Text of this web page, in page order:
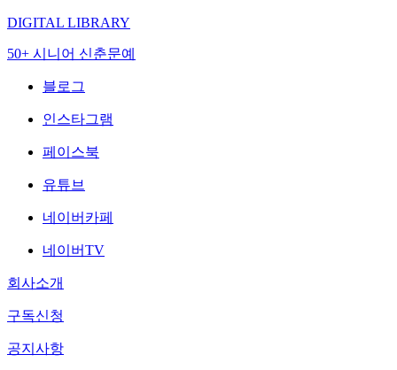
DIGITAL LIBRARY
50+ 시니어 신춘문예
블로그
인스타그램
페이스북
유튜브
네이버카페
네이버TV
회사소개
구독신청
공지사항